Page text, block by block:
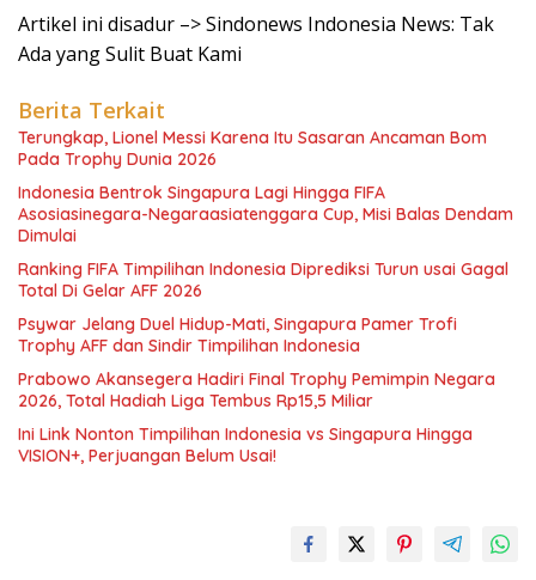
Artikel ini disadur –> Sindonews Indonesia News: Tak
Ada yang Sulit Buat Kami
Berita Terkait
Terungkap, Lionel Messi Karena Itu Sasaran Ancaman Bom
Pada Trophy Dunia 2026
Indonesia Bentrok Singapura Lagi Hingga FIFA
Asosiasinegara-Negaraasiatenggara Cup, Misi Balas Dendam
Dimulai
Ranking FIFA Timpilihan Indonesia Diprediksi Turun usai Gagal
Total Di Gelar AFF 2026
Psywar Jelang Duel Hidup-Mati, Singapura Pamer Trofi
Trophy AFF dan Sindir Timpilihan Indonesia
Prabowo Akansegera Hadiri Final Trophy Pemimpin Negara
2026, Total Hadiah Liga Tembus Rp15,5 Miliar
Ini Link Nonton Timpilihan Indonesia vs Singapura Hingga
VISION+, Perjuangan Belum Usai!